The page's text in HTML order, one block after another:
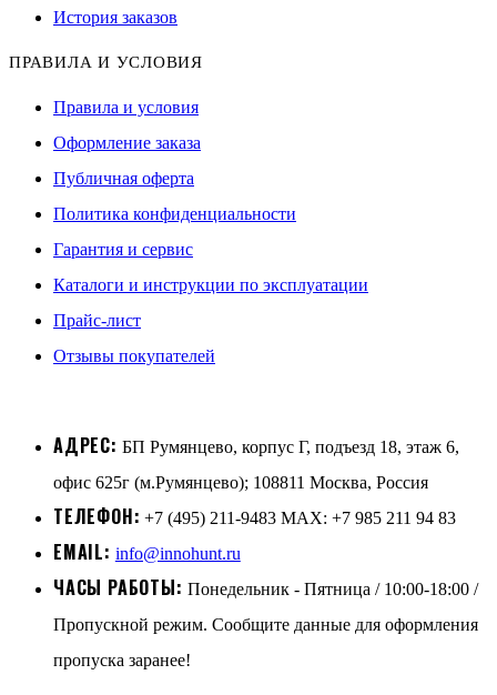
История заказов
ПРАВИЛА И УСЛОВИЯ
Правила и условия
Оформление заказа
Публичная оферта
Политика конфиденциальности
Гарантия и сервис
Каталоги и инструкции по эксплуатации
Прайс-лист
Отзывы покупателей
АДРЕС: БП Румянцево, корпус Г, подъезд 18, этаж 6,
офис 625г (м.Румянцево); 108811 Москва, Россия
ТЕЛЕФОН: +7 (495) 211-9483 MAX: +7 985 211 94 83
EMAIL: info@innohunt.ru
ЧАСЫ РАБОТЫ: Понедельник - Пятница / 10:00-18:00 /
Пропускной режим. Сообщите данные для оформления
пропуска заранее!